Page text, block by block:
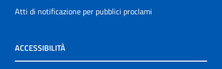
Atti di notificazione per pubblici proclami
ACCESSIBILITÀ